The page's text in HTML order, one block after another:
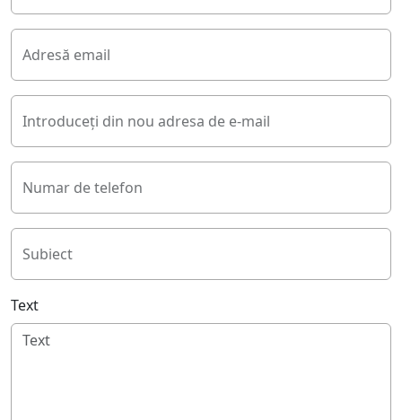
Adresă email
Introduceți din nou adresa de e-mail
Numar de telefon
Subiect
Text